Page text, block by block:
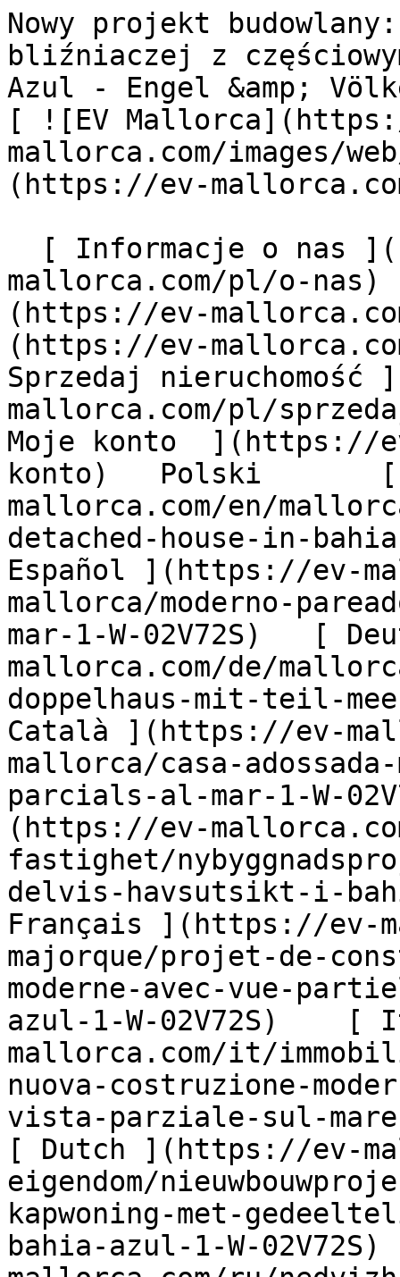
Nowy projekt budowlany: Nowoczesny dom w zabudowie bliźniaczej z częściowym widokiem na morze w Bahia Azul - Engel &amp; Völkers Mallorca                [ ![EV Mallorca](https://cdn.ev-mallorca.com/images/web/EV_Logo_RGB.svg) ](https://ev-mallorca.com/pl)  Mallorca  

  [ Informacje o nas ](https://ev-mallorca.com/pl/o-nas) [ Majorka Informacje ](https://ev-mallorca.com/pl/o-majorce) [ Kontakt ](https://ev-mallorca.com/pl/lokalizacje-biur) [ Sprzedaj nieruchomość ](https://ev-mallorca.com/pl/sprzedaj-nieruchomosc-majorce) [    Moje konto  ](https://ev-mallorca.com/pl/moje-konto)   Polski       [ English ](https://ev-mallorca.com/en/mallorca-property/modern-semi-detached-house-in-bahia-azul-1-W-02V72S)   [ Español ](https://ev-mallorca.com/es/inmueble-mallorca/moderno-pareado-con-vistas-parciales-al-mar-1-W-02V72S)   [ Deutsch ](https://ev-mallorca.com/de/mallorca-immobilie/modernes-doppelhaus-mit-teil-meerblick-1-W-02V72S)   [ Català ](https://ev-mallorca.com/ca/immoble-mallorca/casa-adossada-moderna-amb-vistes-parcials-al-mar-1-W-02V72S)   [ Svenska ](https://ev-mallorca.com/sv/mallorca-fastighet/nybyggnadsprojekt-modernt-parhus-med-delvis-havsutsikt-i-bahia-azul-1-W-02V72S)   [ Français ](https://ev-mallorca.com/fr/bien-majorque/projet-de-construction-maison-jumelee-moderne-avec-vue-partielle-sur-la-mer-a-bahia-azul-1-W-02V72S)    [ Italiano ](https://ev-mallorca.com/it/immobili-maiorca/progetto-di-nuova-costruzione-moderna-casa-bifamiliare-con-vista-parziale-sul-mare-a-bahia-azul-1-W-02V72S)   [ Dutch ](https://ev-mallorca.com/nl/mallorca-eigendom/nieuwbouwproject-moderne-twee-onder-een-kapwoning-met-gedeeltelijk-uitzicht-op-zee-in-bahia-azul-1-W-02V72S)   [ Русский ](https://ev-mallorca.com/ru/nedvizhimost-mayorka/novaia-razrabotka-sovremennyi-dvuxkvartirnyi-dom-v-baiia-azul-1-W-02V72S)   [ Dansk ](https://ev-mallorca.com/da/mallorca-ejendom/moderne-dobbelthus-i-bahia-azul-1-W-02V72S)   

  Kupno  [ Wszystkie nieruchomości ](https://ev-mallorca.com/pl/nieruchomosci-majorce?contract_type=0) [ Dom ](https://ev-mallorca.com/pl/nieruchomosci-majorce?contract_type=0&type%5B0%5D=0) [ Domek na wsi "finca" ](https://ev-mallorca.com/pl/nieruchomosci-majorce?contract_type=0&type%5B0%5D=1) [ Mieszkanie ](https://ev-mallorca.com/pl/nieruchomosci-majorce?contract_type=0&type%5B0%5D=2) [ Apartament-Penthouse ](https://ev-mallorca.com/pl/nieruchomosci-majorce?contract_type=0&type%5B0%5D=5) [ Działki ](https://ev-mallorca.com/pl/nieruchomosci-majorce?contract_type=0&type%5B0%5D=3) [ Nowe budownictwo ](https://ev-mallorca.com/pl/nieruchomosci-majorce?contract_type=0&type%5B0%5D=development) 

  Wynajem  [ Wszystkie nieruchomości ](https://ev-mallorca.com/pl/nieruchomosci-majorce?contract_type=1) [ Dom ](https://ev-mallorca.com/pl/nieruchomosci-majorce?contract_type=1&type%5B0%5D=0) [ Domek na wsi "finca" ](https://ev-mallorca.com/pl/nieruchomosci-majorce?contract_type=1&type%5B0%5D=1) [ Mieszkanie ](https://ev-mallorca.com/pl/nieruchomosci-majorce?contract_type=1&type%5B0%5D=2) [ Apartament-Penthouse ](https://ev-mallorca.com/pl/nieruchomosci-majorce?contract_type=1&type%5B0%5D=5) 

  Wynajem wakacyjny  [ Wszystkie nieruchomości ](https://ev-mallorca.com/pl/wynajmy-wakacyjne) [ Dom ](https://ev-mallorca.com/pl/wynajmy-wakacyjne?type%5B0%5D=0) [ Domek na wsi "finca" ](https://ev-mallorca.com/pl/wynajmy-wakacyjne?type%5B0%5D=1) [ Mieszkanie ](https://ev-mallorca.com/pl/wynajmy-wakacyjne?type%5B0%5D=2) [ Apartament-Penthouse ](https://ev-mallorca.com/pl/wynajmy-wakacyjne?type%5B0%5D=5) 

  Komercyjne  [ Wszystkie nieruchomości ](https://ev-mallorca.com/pl/nieruchomosci-komercyjne) [ Leśnictwo ](https://ev-mallorca.com/pl/nieruchomosci-komercyjne?type%5B0%5D=6) [ Hotel ](https://ev-mallorca.com/pl/nieruchomosci-komercyjne?type%5B0%5D=7) [ Branża przemysłowa ](https://ev-mallorca.com/pl/nieruchomosci-komercyjne?type%5B0%5D=8) [ Inwestycja ](https://ev-mallorca.com/pl/nieruchomosci-komercyjne?type%5B0%5D=9) [ Gastronomia ](https://ev-mallorca.com/pl/nieruchomosci-komercyjne?type%5B0%5D=10) [ Grunt ](https://ev-mallorca.com/pl/nieruchomosci-komercyjne?type%5B0%5D=11) [ Biuro ](https://ev-mallorca.com/pl/nieruchomosci-komercyjne?type%5B0%5D=12) [ Inne ](https://ev-mallorca.com/pl/nieruchomosci-komercyjne?type%5B0%5D=13) [ Sklep ](https://ev-mallorca.com/pl/nieruchomosci-komercyjne?type%5B0%5D=14) 

 [ Projekty deweloperskie ](https://ev-mallorca.com/pl/majorce-nowe-projekty-budowlane)